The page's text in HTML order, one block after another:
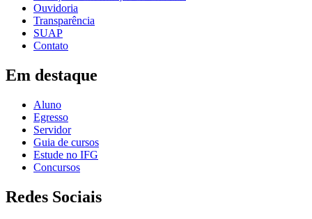
Ouvidoria
Transparência
SUAP
Contato
Em destaque
Aluno
Egresso
Servidor
Guia de cursos
Estude no IFG
Concursos
Redes Sociais